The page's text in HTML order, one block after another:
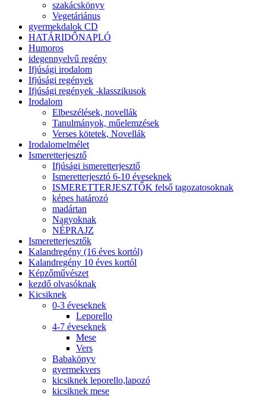
szakácskönyv
Vegetáriánus
gyermekdalok CD
HATÁRIDŐNAPLÓ
Humoros
idegennyelvű regény
Ifjúsági irodalom
Ifjúsági regények
Ifjúsági regények -klasszikusok
Irodalom
Elbeszélések, novellák
Tanulmányok, műelemzések
Verses kötetek, Novellák
Irodalomelmélet
Ismeretterjesztő
Ifjúsági ismeretterjesztő
Ismeretterjesztó 6-10 éveseknek
ISMERETTERJESZTŐK felső tagozatosoknak
képes határozó
madártan
Nagyoknak
NÉPRAJZ
Ismeretterjesztők
Kalandregény (16 éves kortól)
Kalandregény 10 éves kortól
Képzőművészet
kezdő olvasóknak
Kicsiknek
0-3 éveseknek
Leporello
4-7 éveseknek
Mese
Vers
Babakönyv
gyermekvers
kicsiknek leporello,lapozó
kicsiknek mese